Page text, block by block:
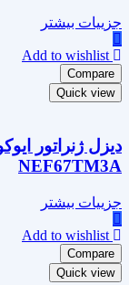
جزییات بیشتر
Add to wishlist
Compare
Quick view
NEF67TM3A
جزییات بیشتر
Add to wishlist
Compare
Quick view